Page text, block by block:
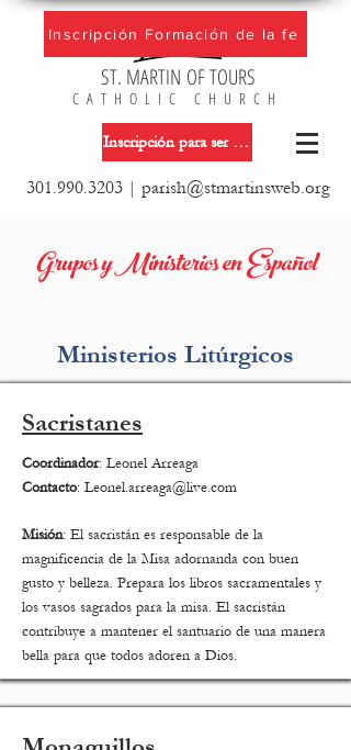
ST. MARTIN OF TOURS
CATHOLIC CHURCH
Inscripción para ser miembro de la iglesia
301.990.3203| parish@stmartinsweb.org
Inscripción Formación de la fe
Grupos y Ministerios en Español
Ministerios Litúrgicos
Sacristanes
Coordinador: Leonel Arreaga
Contacto: Leonel.arreaga@live.com
Misión: El sacristán es responsable de la
magnificencia de la Misa adornanda con buen
gusto y belleza. Prepara los libros sacramentales y
los vasos sagrados para la misa. El sacristán
contribuye a mantener el santuario de una manera
bella para que todos adoren a Dios.